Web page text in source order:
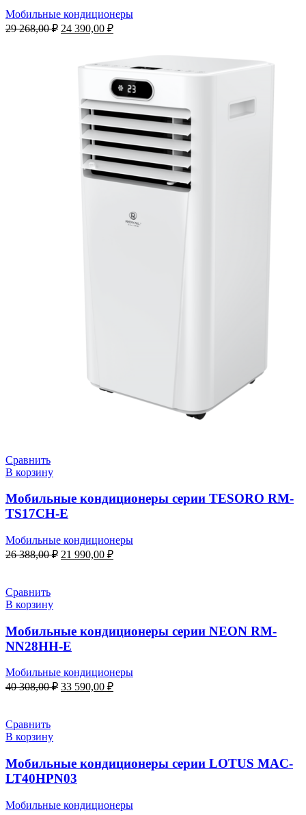
Мобильные кондиционеры
29 268,00₽ Первоначальная
24 390,00 ₽Текущая
390,00 ₽.
Сравнить
В корзину
Мобильные кондиционеры cерии TESORO RM-
TS17CH-E
Мобильные кондиционеры
26 388,00₽ Первоначальная
21 990,00 ₽Текущая
Сравнить
В корзину
Мобильные кондиционеры cерии NEON RM-
NN28HH-E
Мобильные кондиционеры
40 308,00₽ Первоначальная
33 590,00 ₽Текущая
Сравнить
В корзину
Мобильные кондиционеры серии LOTUS MAC-
LT40HPN03
Мобильные кондиционеры